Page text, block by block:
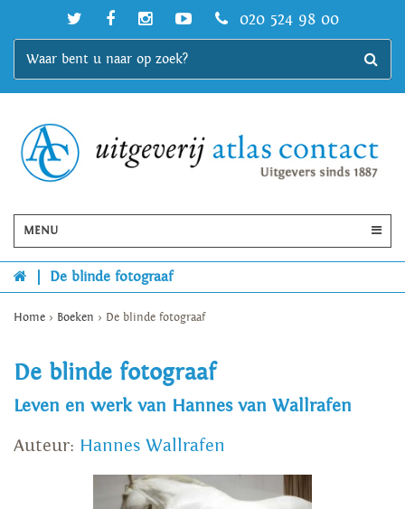
020 524 98 00
MENU
De blinde fotograaf
Home > Boeken > De blinde fotograaf
De blinde fotograaf
Leven en werk van Hannes van Wallrafen
Auteur: Hannes Wallrafen